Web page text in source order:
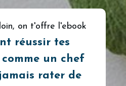
on t'offre l'ebook
réussir tes
un chef
rater de